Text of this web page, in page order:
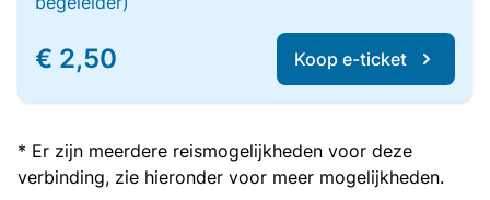
€ 2,50 Koop e-ticket
* Er zijn meerdere reismogelijkheden voor deze
verbinding, zie hieronder voor meer mogelijkheden.